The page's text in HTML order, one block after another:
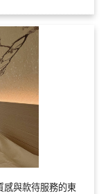
感與款待服務的東